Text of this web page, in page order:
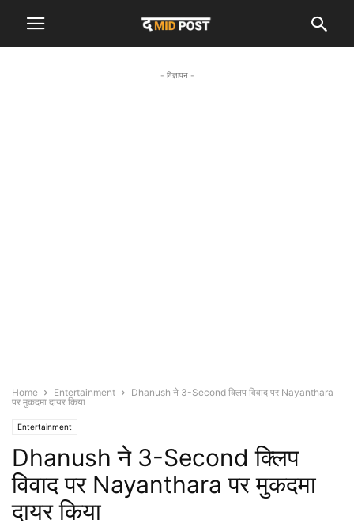
- विज्ञापन -
Home Entertainment
Dhanush ने 3-Second क्लिप विवाद पर Nayanthara
पर मुकदमा दायर किया
Entertainment
Dhanush ने 3-Second क्लिप
विवाद पर Nayanthara पर मुकदमा
दायर किया